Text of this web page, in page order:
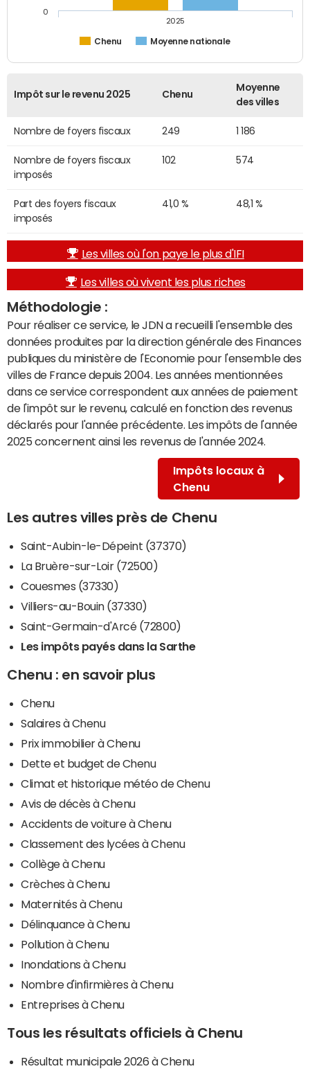
Chenu Moyenne nationale
2025
0
Impôt sur le revenu 2025 Chenu
Moyenne
des villes
Nombre de foyers fiscaux 249 1 186
Nombre de foyers fiscaux
imposés
102 574
Part des foyers fiscaux
imposés
41,0 % 48,1 %
Les villes où l'on paye le plus d'IFI
Les villes où vivent les plus riches
Méthodologie :
Pour réaliser ce service, le JDN a recueilli l'ensemble des
données produites par la direction générale des Finances
publiques du ministère de l'Economie pour l'ensemble des
villes de France depuis 2004. Les années mentionnées
dans ce service correspondent aux années de paiement
de l'impôt sur le revenu, calculé en fonction des revenus
déclarés pour l'année précédente. Les impôts de l'année
2025 concernent ainsi les revenus de l'année 2024.
Impôts locaux à
Chenu
Les autres villes près de Chenu
Saint-Aubin-le-Dépeint (37370)
La Bruère-sur-Loir (72500)
Couesmes (37330)
Villiers-au-Bouin (37330)
Saint-Germain-d'Arcé (72800)
Les impôts payés dans la Sarthe
Chenu : en savoir plus
Chenu
Salaires à Chenu
Prix immobilier à Chenu
Dette et budget de Chenu
Climat et historique météo de Chenu
Avis de décès à Chenu
Accidents de voiture à Chenu
Classement des lycées à Chenu
Collège à Chenu
Crèches à Chenu
Maternités à Chenu
Délinquance à Chenu
Pollution à Chenu
Inondations à Chenu
Nombre d'infirmières à Chenu
Entreprises à Chenu
Tous les résultats officiels à Chenu
Résultat municipale 2026 à Chenu